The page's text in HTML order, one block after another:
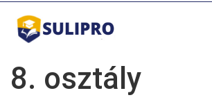
8. osztály